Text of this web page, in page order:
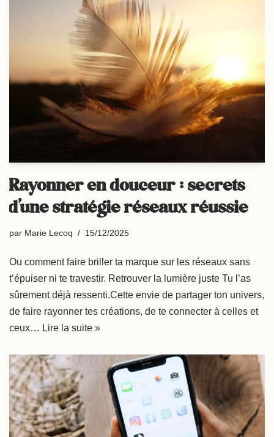
Rayonner en douceur : secrets
d’une stratégie réseaux réussie
par Marie Lecoq 15/12/2025
Ou comment faire briller ta marque sur les réseaux sans
t’épuiser ni te travestir. Retrouver la lumière juste Tu l’as
sûrement déjà ressenti.Cette envie de partager ton univers,
de faire rayonner tes créations, de te connecter à celles et
ceux… Lire la suite »